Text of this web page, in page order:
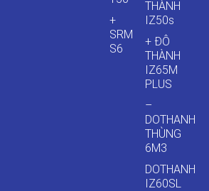
+
SRM
S6
THÀNH
IZ50s
+ ĐÔ
THÀNH
IZ65M
PLUS
–
DOTHANH
THÙNG
6M3
DOTHANH
IZ60SL